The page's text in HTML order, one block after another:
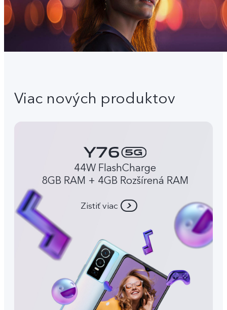
Viac nových produktov
44W FlashCharge
8GB RAM + 4GB Rozšírená RAM
Zistiť viac